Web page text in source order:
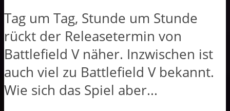
Tag um Tag, Stunde um Stunde
rückt der Releasetermin von
Battlefield V näher. Inzwischen ist
auch viel zu Battlefield V bekannt.
Wie sich das Spiel aber...